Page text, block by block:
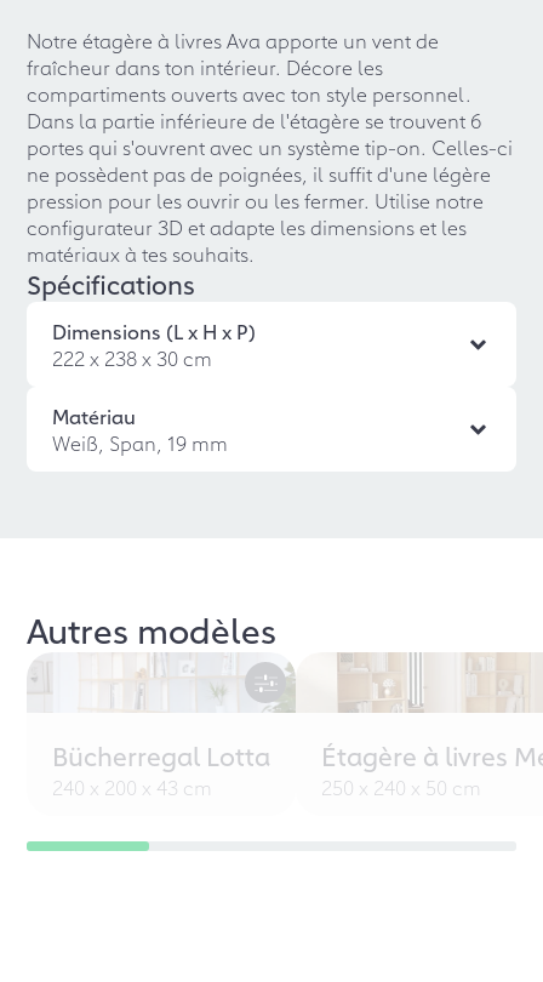
Notre étagère à livres Ava apporte un vent de
fraîcheur dans ton intérieur. Décore les
compartiments ouverts avec ton style personnel.
Dans la partie inférieure de l'étagère se trouvent 6
portes qui s'ouvrent avec un système tip-on. Celles-ci
ne possèdent pas de poignées, il suffit d'une légère
pression pour les ouvrir ou les fermer. Utilise notre
configurateur 3D et adapte les dimensions et les
matériaux à tes souhaits.
Spécifications
Dimensions (L x H x P)
222 x 238 x 30 cm
Matériau
Weiß, Span, 19 mm
Autres modèles
Bücherregal Lotta
240 x 200 x 43 cm
Étagère à livres
250 x 240 x 50 cm